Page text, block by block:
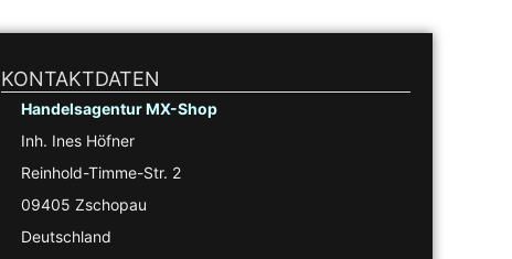
KONTAKTDATEN
Handelsagentur MX-Shop
Inh. Ines Höfner
Reinhold-Timme-Str. 2
09405 Zschopau
Deutschland